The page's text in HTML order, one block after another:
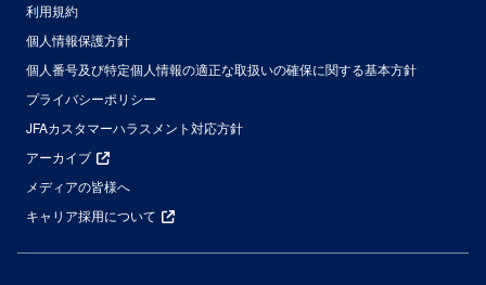
利用規約
個人情報保護方針
個人番号及び特定個人情報の適正な取扱いの確保に関する基本方針
プライバシーポリシー
JFAカスタマーハラスメント対応方針
アーカイブ
メディアの皆様へ
キャリア採用について